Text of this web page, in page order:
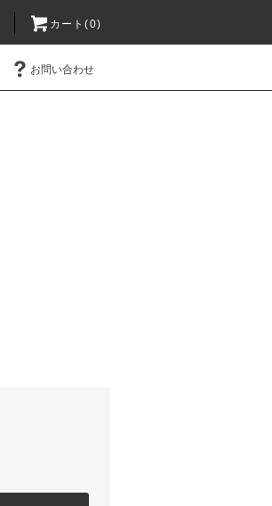
カート(0)
お問い合わせ